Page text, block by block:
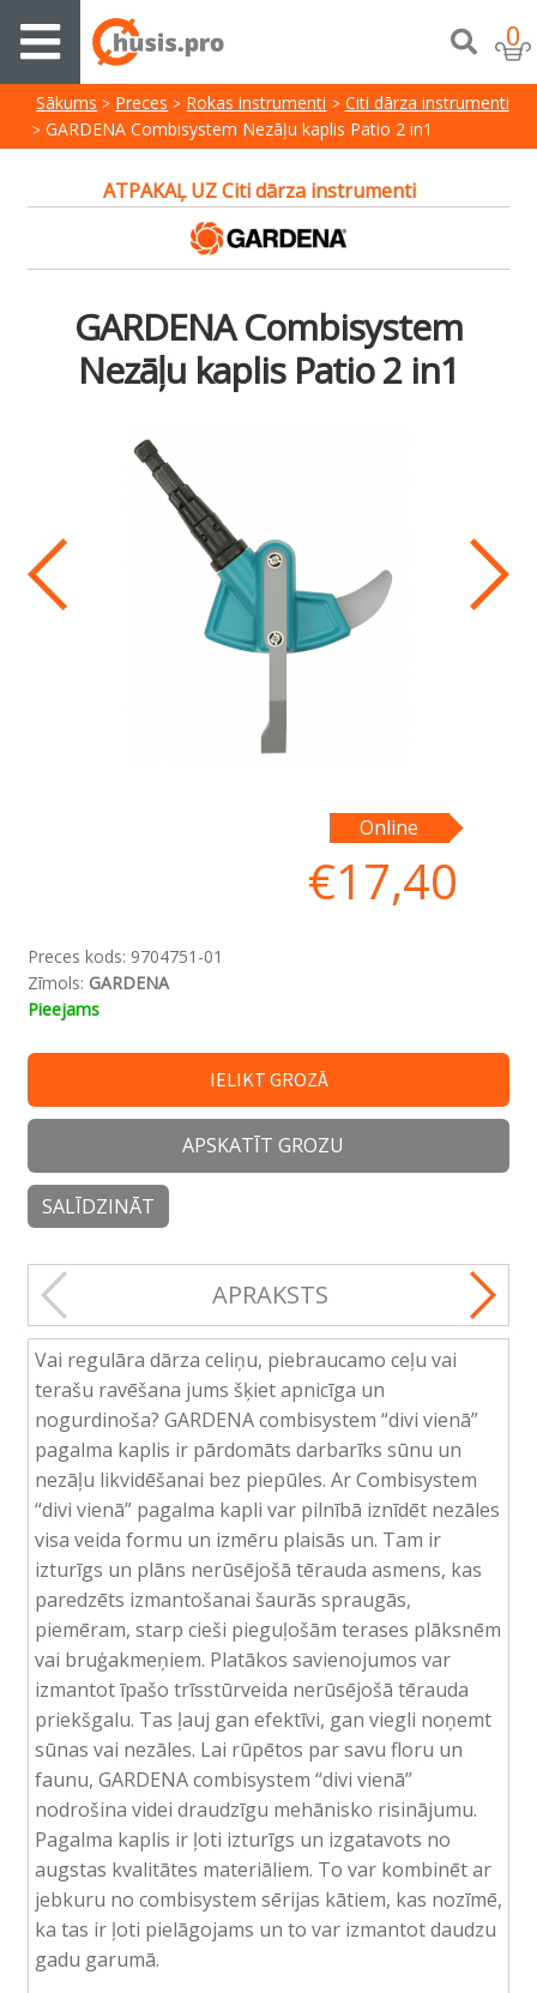
0
Sākums Preces Rokas instrumenti
Citi dārza instrumenti
GARDENA Combisystem Nezāļu kaplis Patio 2 in1
ATPAKAĻ UZ Citi dārza instrumenti
GARDENA Combisystem
Nezāļu kaplis Patio 2 in1
Online
€17,40
Preces kods: 9704751-01
Zīmols: GARDENA
Pieejams
IELIKT GROZĀ
APSKATĪT GROZU
SALĪDZINĀT
APRAKSTS
Vai regulāra dārza celiņu, piebraucamo ceļu vai
terašu ravēšana jums šķiet apnicīga un
nogurdinoša? GARDENA combisystem “divi vienā”
pagalma kaplis ir pārdomāts darbarīks sūnu un
nezāļu likvidēšanai bez piepūles. Ar Combisystem
“divi vienā” pagalma kapli var pilnībā iznīdēt nezāles
visa veida formu un izmēru plaisās un. Tam ir
izturīgs un plāns nerūsējošā tērauda asmens, kas
paredzēts izmantošanai šaurās spraugās,
piemēram, starp cieši pieguļošām terases plāksnēm
vai bruģakmeņiem. Platākos savienojumos var
izmantot īpašo trīsstūrveida nerūsējošā tērauda
priekšgalu. Tas ļauj gan efektīvi, gan viegli noņemt
sūnas vai nezāles. Lai rūpētos par savu floru un
faunu, GARDENA combisystem “divi vienā”
nodrošina videi draudzīgu mehānisko risinājumu.
Pagalma kaplis ir ļoti izturīgs un izgatavots no
augstas kvalitātes materiāliem. To var kombinēt ar
jebkuru no combisystem sērijas kātiem, kas nozīmē,
ka tas ir ļoti pielāgojams un to var izmantot daudzu
gadu garumā.